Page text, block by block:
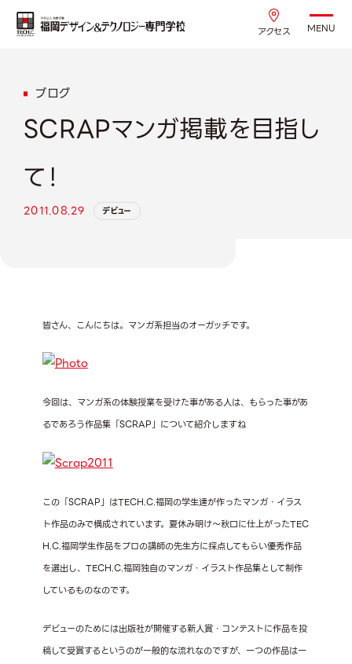
アクセス MENU
ブログ
SCRAPマンガ掲載を目指し
て！
2011.08.29 デビュー
皆さん、こんにちは。マンガ系担当のオーガッチです。
今回は、マンガ系の体験授業を受けた事がある人は、もらった事があ
るであろう作品集「SCRAP」について紹介しますね
この「SCRAP」はTECH.C.福岡の学生達が作ったマンガ・イラス
ト作品のみで構成されています。夏休み明け～秋口に仕上がったTEC
H.C.福岡学生作品をプロの講師の先生方に採点してもらい優秀作品
を選出し、TECH.C.福岡独自のマンガ・イラスト作品集として制作
しているものなのです。
デビューのためには出版社が開催する新人賞・コンテストに作品を投
稿して受賞するというのが一般的な流れなのですが、一つの作品は一